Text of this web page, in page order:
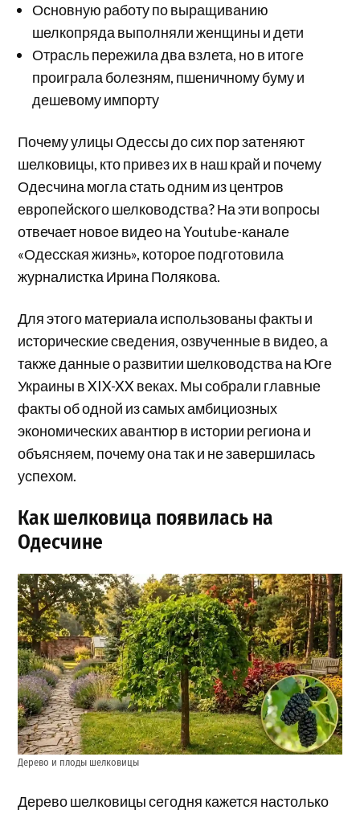
Основную работу по выращиванию
шелкопряда выполняли женщины и дети
Отрасль пережила два взлета, но в итоге
проиграла болезням, пшеничному буму и
дешевому импорту
Почему улицы Одессы до сих пор затеняют
шелковицы, кто привез их в наш край и почему
Одесчина могла стать одним из центров
европейского шелководства? На эти вопросы
отвечает новое видео на Youtube-канале
«Одесская жизнь», которое подготовила
журналистка Ирина Полякова.
Для этого материала использованы факты и
исторические сведения, озвученные в видео, а
также данные о развитии шелководства на Юге
Украины в XIX-XX веках. Мы собрали главные
факты об одной из самых амбициозных
экономических авантюр в истории региона и
объясняем, почему она так и не завершилась
успехом.
Как шелковица появилась на
Одесчине
Дерево и плоды шелковицы
Дерево шелковицы сегодня кажется настолько